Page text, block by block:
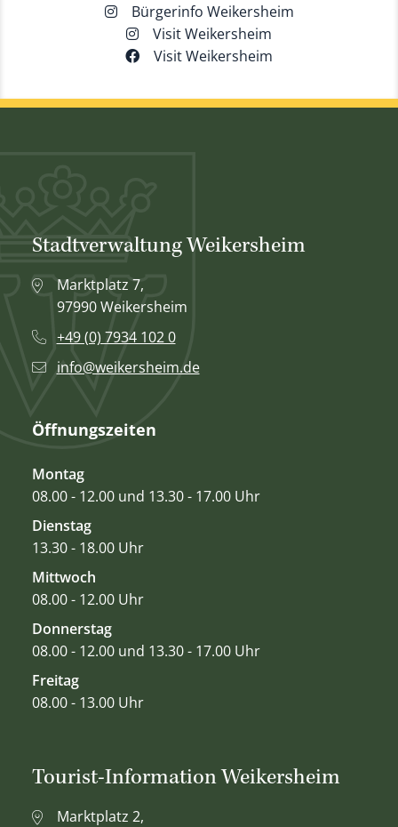
Bürgerinfo Weikersheim
Visit Weikersheim
Visit Weikersheim
Stadtverwaltung Weikersheim
Marktplatz 7,
97990 Weikersheim
+49 (0) 7934 102 0
info@weikersheim.de
Öffnungszeiten
Montag
08.00 - 12.00 und 13.30 - 17.00 Uhr
Dienstag
13.30 - 18.00 Uhr
Mittwoch
08.00 - 12.00 Uhr
Donnerstag
08.00 - 12.00 und 13.30 - 17.00 Uhr
Freitag
08.00 - 13.00 Uhr
Tourist-Information Weikersheim
Marktplatz 2,